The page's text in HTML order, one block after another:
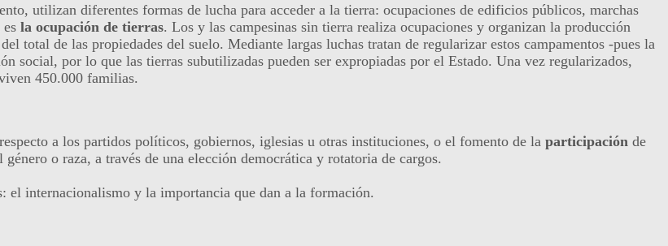
utilizan diferentes formas de lucha para acceder a la tierra: ocupaciones de edificios públicos, marchas
la ocupación de tierras. Los y las campesinas sin tierra realiza ocupaciones y organizan la producción
total de las propiedades del suelo. Mediante largas luchas tratan de regularizar estos campamentos -pues la
social, por lo que las tierras subutilizadas pueden ser expropiadas por el Estado. Una vez regularizados,
450.000 familias.
respecto a los partidos políticos, gobiernos, iglesias u otras instituciones, o el fomento de la participación de
o raza, a través de una elección democrática y rotatoria de cargos.
el internacionalismo y la importancia que dan a la formación.